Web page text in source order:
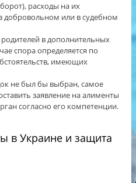
расходы на их
добровольном или в судебном
в дополнительных
спора определяется по
имеющих
не был бы выбран, самое
заявление на алименты
согласно его компетенции.
в Украине и защита